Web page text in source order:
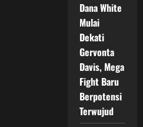
Dana White
Mulai
Dekati
Gervonta
Davis, Mega
Fight Baru
Berpotensi
Terwujud